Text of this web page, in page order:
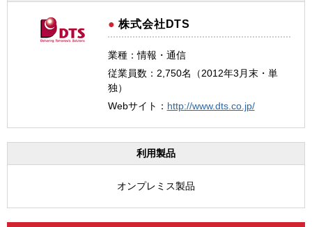
株式会社DTS
業種：情報・通信
従業員数：2,750名（2012年3月末・単
独）
Webサイト： http://www.dts.co.jp/
利用製品
オンプレミス製品